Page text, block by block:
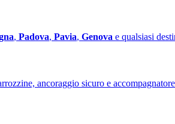
, Padova, Pavia, Genova e qualsiasi
ancoraggio sicuro e